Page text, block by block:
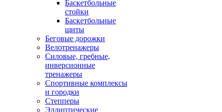
Баскетбольные
стойки
Баскетбольные
щиты
Беговые дорожки
Велотренажеры
Силовые, гребные,
инверсионные
тренажеры
Спортивные комплексы
и городки
Степперы
Эллиптические